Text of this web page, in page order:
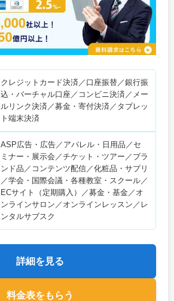
クレジットカード決済／口座振替／銀行振
込・バーチャル口座／コンビニ決済／メー
ルリンク決済／募金・寄付決済／タブレッ
ト端末決済
ASP広告・広告／アパレル・日用品／セ
ミナー・展示会／チケット・ツアー／ブラ
ンド品／コンテンツ配信／化粧品・サプリ
／学会・国際会議・各種教室・スクール／
ECサイト（定期購入）／募金・基金／オ
ンラインサロン／オンラインレッスン／レ
ンタルサブスク
詳細を見る
料金表をもらう